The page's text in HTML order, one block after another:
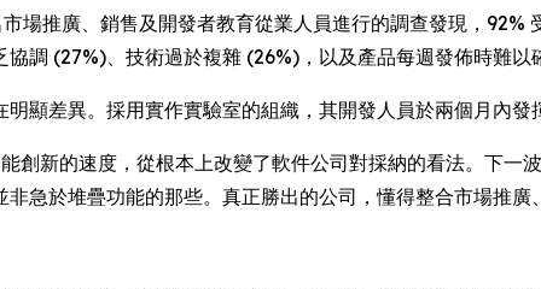
場推廣、銷售及開發者教育從業人員進行的調查發現，92%
調 (27%)、技術過於複雜 (26%)，以及產品每週發佈時難以
顯差異。採用實作實驗室的組織，其開發人員於兩個月內
新的速度，從根本上改變了軟件公司對採納的看法。下一
急於堆疊功能的那些。真正勝出的公司，懂得整合市場推